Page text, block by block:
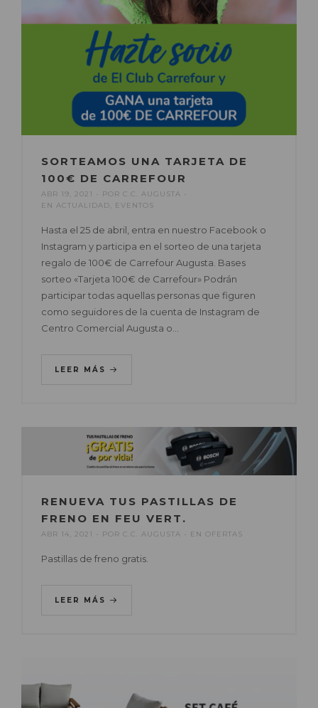
SORTEAMOS UNA TARJETA DE
100€ DE CARREFOUR
ABR 19, 2021 POR C.C. AUGUSTA
EN ACTUALIDAD EVENTOS
Hasta el 25 de abril, entra en nuestro Facebook o
Instagram y participa en el sorteo de una tarjeta
regalo de 100€ de Carrefour Augusta. Bases
sorteo «Tarjeta 100€ de Carrefour» Podrán
participar todas aquellas personas que figuren
como seguidores de la cuenta de Instagram de
Centro Comercial Augusta o…
LEER MÁS
RENUEVA TUS PASTILLAS DE
FRENO EN FEU VERT.
ABR 14, 2021 POR C.C. AUGUSTA EN OFERTAS
Pastillas de freno gratis.
LEER MÁS